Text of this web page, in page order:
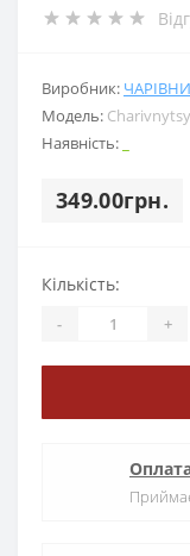
Виробник:
Модель:
Наявність:
349.00грн.
Кількість:
- +